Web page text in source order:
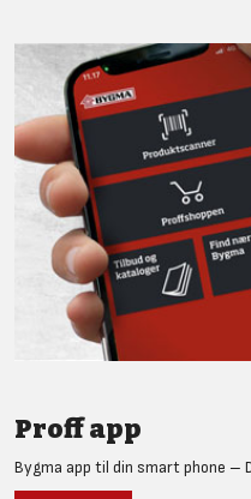
Proff app
Bygma app til din smart phone –